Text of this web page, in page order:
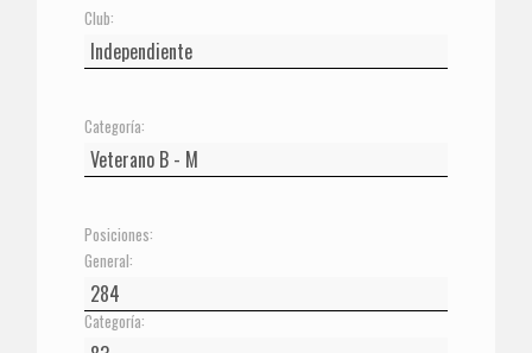
Club:
Categoría:
Posiciones:
General:
Categoría: